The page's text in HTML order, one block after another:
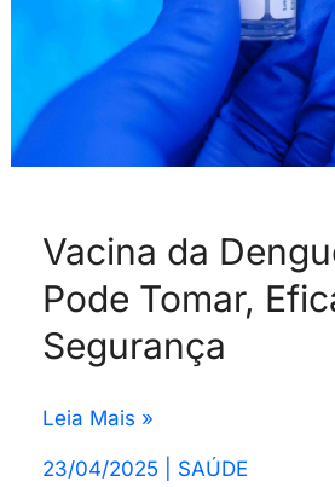
Vacina da
Pode Tomar,
Segurança
Segurança
Leia Mais »
23/04/2025 SAÚDE